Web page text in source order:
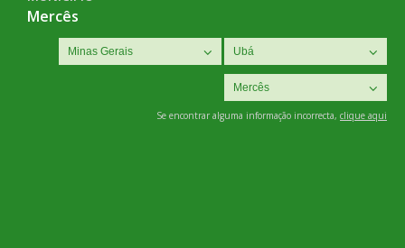
Mercês
Se encontrar alguma informação incorrecta, clique aqui